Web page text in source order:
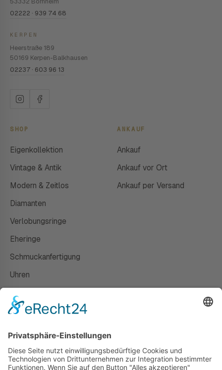
02222 · 939 74 68
KERPEN
Heerstraße 189
50169 Kerpen-Balkhausen
02237 · 603 96 13
SHOP
Eigenkollektion
Vintage & Antik
Modern & Zeitlos
Diamanten
Verlobungsringe
Eheringe
Schmuckanfertigung
Uhren
ANKAUF
Ankauf
Ankauf vor Ort
Ankauf per Versand
Susanne Steiger
Geschäfte